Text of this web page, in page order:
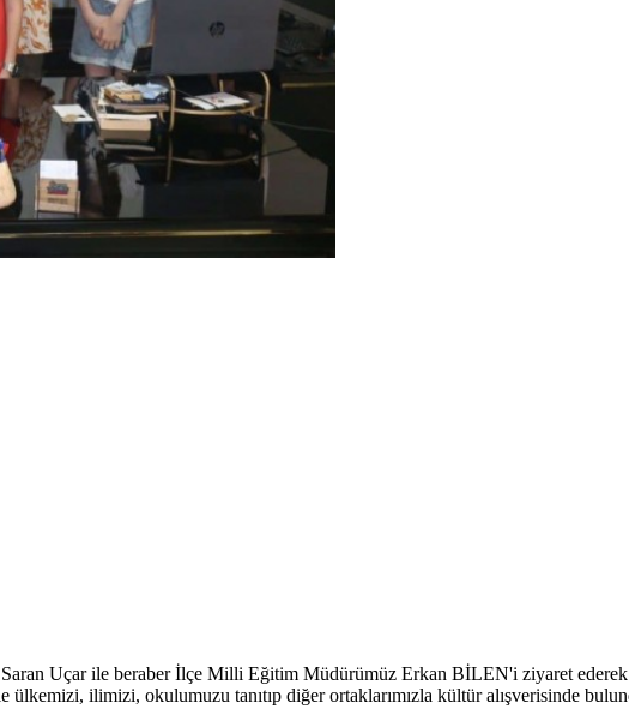
Uçar ile beraber İlçe Milli Eğitim Müdürümüz Erkan BİLEN'i ziyaret
ilimizi, okulumuzu tanıtıp diğer ortaklarımızla kültür alışverisinde